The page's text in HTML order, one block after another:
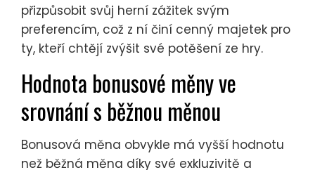
přizpůsobit svůj herní zážitek svým
preferencím, což z ní činí cenný majetek pro
ty, kteří chtějí zvýšit své potěšení ze hry.
Hodnota bonusové měny ve
srovnání s běžnou měnou
Bonusová měna obvykle má vyšší hodnotu
než běžná měna díky své exkluzivitě a